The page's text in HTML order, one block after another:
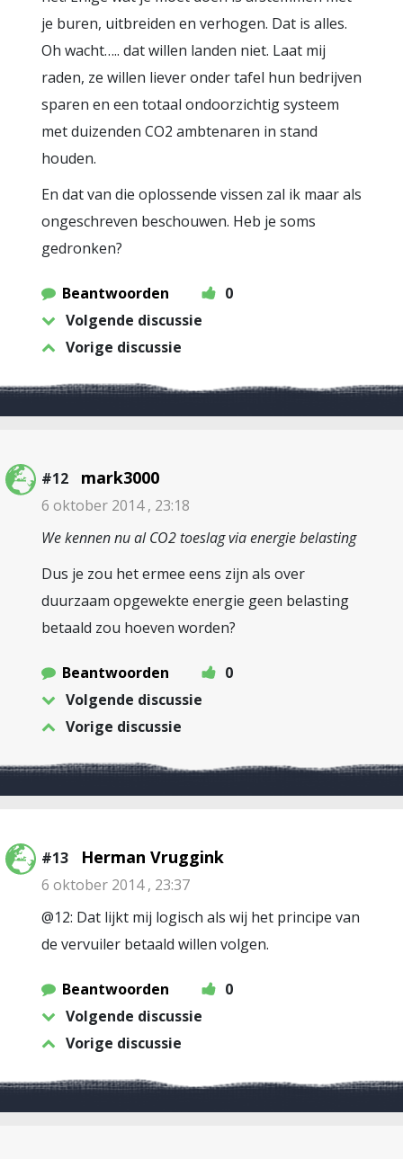
je buren, uitbreiden en verhogen. Dat is alles.
Oh wacht….. dat willen landen niet. Laat mij
raden, ze willen liever onder tafel hun bedrijven
sparen en een totaal ondoorzichtig systeem
met duizenden CO2 ambtenaren in stand
houden.
En dat van die oplossende vissen zal ik maar als
ongeschreven beschouwen. Heb je soms
gedronken?
Beantwoorden
0
Volgende discussie
Vorige discussie
#12 mark3000
6 oktober 2014 , 23:18
We kennen nu al CO2 toeslag via energie belasting
Dus je zou het ermee eens zijn als over
duurzaam opgewekte energie geen belasting
betaald zou hoeven worden?
Beantwoorden
0
Volgende discussie
Vorige discussie
#13 Herman Vruggink
6 oktober 2014 , 23:37
@12: Dat lijkt mij logisch als wij het principe van
de vervuiler betaald willen volgen.
Beantwoorden
0
Volgende discussie
Vorige discussie